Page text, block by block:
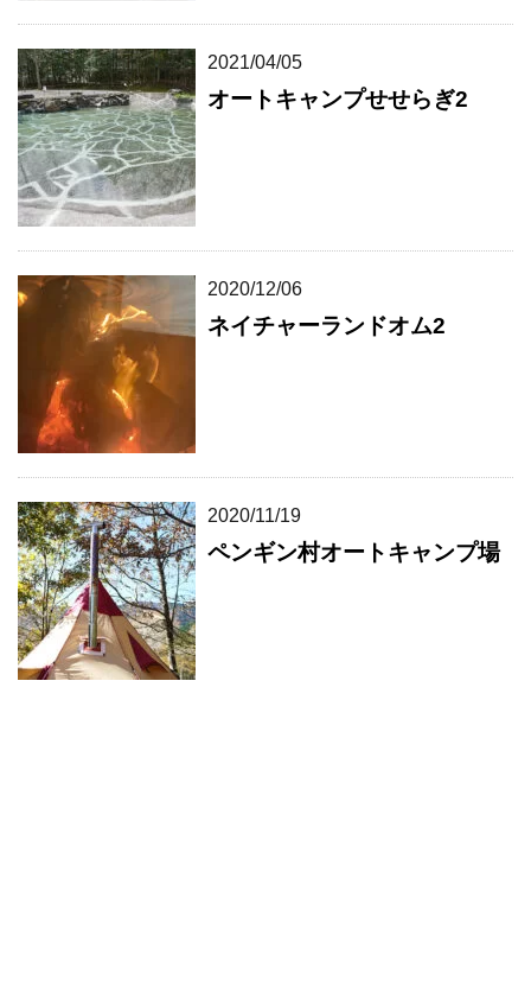
2021/04/05
オートキャンプせせらぎ2
2020/12/06
ネイチャーランドオム2
2020/11/19
ペンギン村オートキャンプ場